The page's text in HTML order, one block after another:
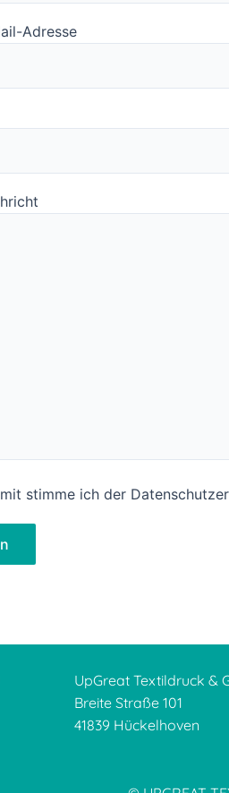
Adresse
stimme ich der
UpGreat Textildruck &
Breite Straße 101
41839 Hückelhoven